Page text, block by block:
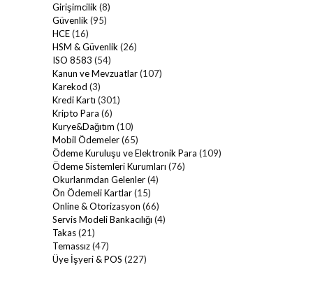
Girişimcilik (8)
Güvenlik (95)
HCE(16)
HSM & Güvenlik (26)
ISO 8583 (54)
Kanun ve Mevzuatlar(107)
Karekod (3)
Kredi Kartı (301)
Kripto Para (6)
Kurye&Dağıtım (10)
Mobil Ödemeler(65)
Ödeme Kuruluşu ve Elektronik Para (109)
Ödeme Sistemleri Kurumları (76)
Okurlarımdan Gelenler(4)
Ön Ödemeli Kartlar(15)
Online & Otorizasyon (66)
Servis Modeli Bankacılığı (4)
Takas(21)
Temassız(47)
Üye İşyeri & POS (227)